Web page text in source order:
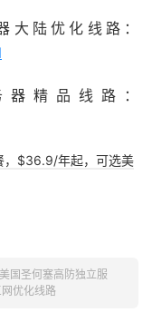
大陆优化线路：
器精品线路：
，$36.9/年起，可选美
国圣何塞高防独立服
优化线路